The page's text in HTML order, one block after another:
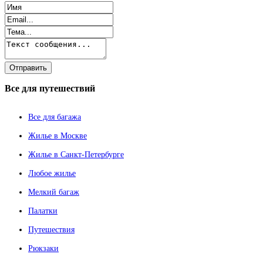
Все для путешествий
Все для багажа
Жилье в Москве
Жилье в Санкт-Петербурге
Любое жилье
Мелкий багаж
Палатки
Путешествия
Рюкзаки